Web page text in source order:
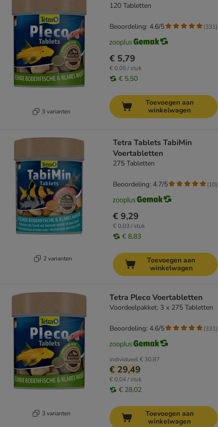
3 varianten
120 Tabletten
€ 5,79
€ 0,05 / stuk
€ 5,50
Beoordeling: 4.6/5 (331)
Toevoegen aan
winkelwagen
2 varianten
Tetra Tablets TabiMin
Voertabletten
275 Tabletten
€ 9,29
€ 0,03 / stuk
€ 8,83
Beoordeling: 4.7/5 (10)
Toevoegen aan
winkelwagen
3 varianten
Tetra Pleco Voertabletten
Voordeelpakket: 3 x 275 Tabletten
individueel€ 30,87
€ 29,49
€ 0,04 / stuk
€ 28,02
Beoordeling: 4.6/5 (331)
Toevoegen aan
winkelwagen